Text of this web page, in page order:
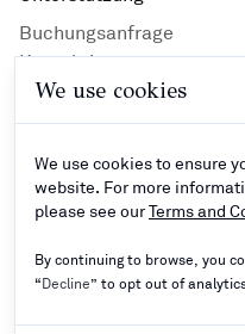
Buchungsanfrage
Kontaktiere uns
Privacy Policy
Hotelrichtlinien
Kontakt
We use cookies
We use cookies to ensure
website. For more
please see ourTerms and
By continuing to browse, you
“Decline” to opt out of